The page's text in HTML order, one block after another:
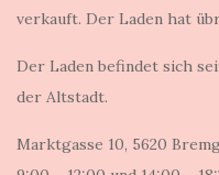
verkauft. Der Laden hat
Der Laden befindet sich
der Altstadt.
Marktgasse 10, 5620